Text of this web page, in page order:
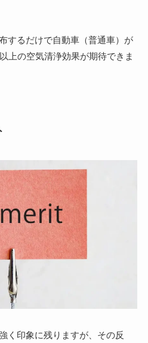
するだけで自動車（普通車）が
上の空気清浄効果が期待できま
く印象に残りますが、その反